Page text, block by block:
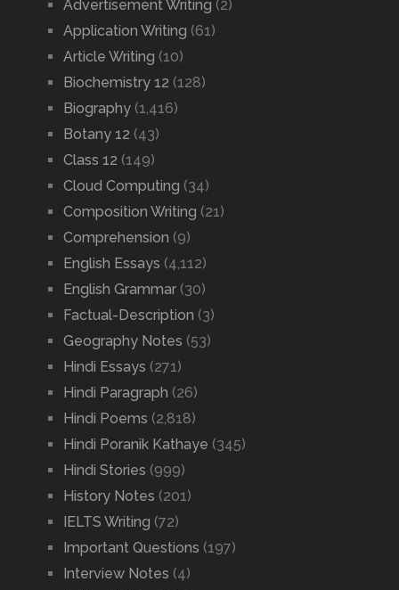
Advertisement Writing (2)
Application Writing (61)
Article Writing (10)
Biochemistry 12 (128)
Biography(1,416)
Botany 12 (43)
Class 12 (149)
Cloud Computing (34)
Composition Writing (21)
Comprehension (9)
English Essays (4,112)
English Grammar(30)
Factual-Description (3)
Geography Notes (53)
Hindi Essays (271)
Hindi Paragraph (26)
Hindi Poems (2,818)
Hindi Poranik Kathaye (345)
Hindi Stories (999)
History Notes (201)
IELTS Writing (72)
Important Questions (197)
Interview Notes (4)